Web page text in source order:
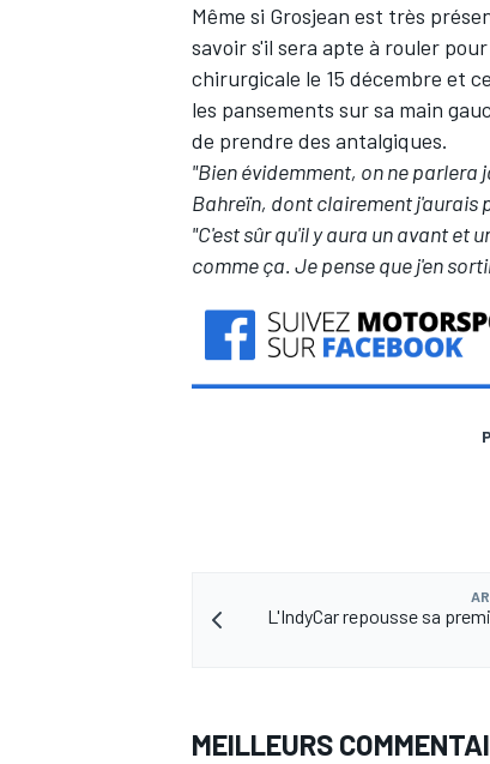
Même si Grosjean est très
savoir s'il sera apte à rouler
chirurgicale le 15 décembre et
les pansements sur sa main
de prendre des antalgiques.
"Bien évidemment, on ne parlera
Bahreïn, dont clairement j'aurais
"C'est sûr qu'il y aura un avant et
comme ça. Je pense que j'en
L'IndyCar repousse sa
MEILLEURS